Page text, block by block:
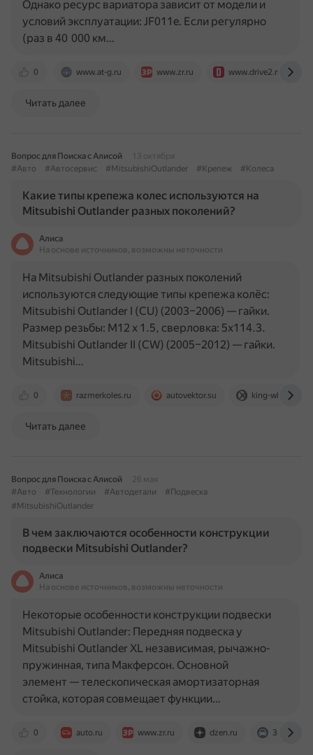
0 www.at-g.ru www.zr.ru www.drive2.ru
Однако ресурс вариатора зависит от модели и
условий эксплуатации: JF011e. Если регулярно
(раз в 40 000 км…
Читать далее
Вопрос для Поиска с Алисой
13 октября
#Авто
#Автосервис #MitsubishiOutlander #Крепеж #Колеса
Какие типы крепежа колес используются на
Mitsubishi Outlander разных поколений?
Алиса
На основе источников, возможны неточности
0 razmerkoles.ru autovektor.su king-wheels.ru
На Mitsubishi Outlander разных поколений
используются следующие типы крепежа колёс:
Mitsubishi Outlander I (CU) (2003–2006) — гайки.
Размер резьбы: M12 x 1.5, сверловка: 5x114.3.
Mitsubishi Outlander II (CW) (2005–2012) — гайки.
Mitsubishi…
Читать далее
Вопрос для Поиска с Алисой
26 мая
#Авто
#Технологии #Автодетали
#Подвеска
#MitsubishiOutlander
В чем заключаются особенности конструкции
подвески Mitsubishi Outlander?
Алиса
На основе источников, возможны неточности
0 auto.ru www.zr.ru dzen.ru 3ruk.ru
Некоторые особенности конструкции подвески
Mitsubishi Outlander: Передняя подвеска у
Mitsubishi Outlander XL независимая, рычажно-
пружинная, типа Макферсон. Основной
элемент — телескопическая амортизаторная
стойка, которая совмещает функции…